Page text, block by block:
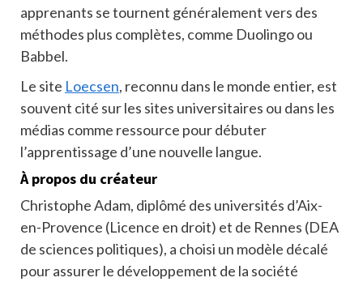
apprenants se tournent généralement vers des
méthodes plus complètes, comme Duolingo ou
Babbel.
Le site Loecsen, reconnu dans le monde entier, est
souvent cité sur les sites universitaires ou dans les
médias comme ressource pour débuter
l’apprentissage d’une nouvelle langue.
À propos du créateur
Christophe Adam, diplômé des universités d’Aix-
en-Provence (Licence en droit) et de Rennes (DEA
de sciences politiques), a choisi un modèle décalé
pour assurer le développement de la société